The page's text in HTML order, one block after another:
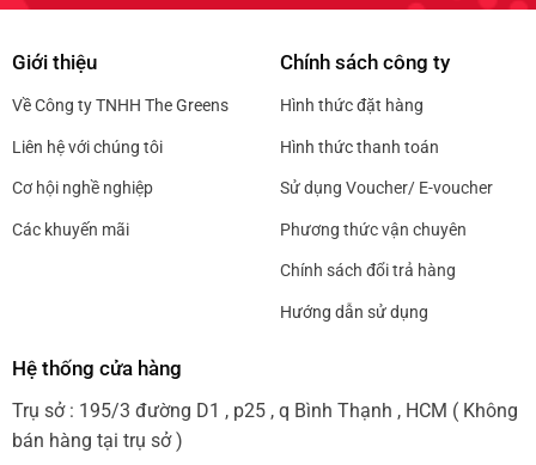
Giới thiệu
Về Công ty TNHH The Greens
Liên hệ với chúng tôi
Cơ hội nghề nghiệp
Các khuyến mãi
Chính sách công ty
Hình thức đặt hàng
Hình thức thanh toán
Sử dụng Voucher/ E-voucher
Phương thức vận chuyên
Chính sách đổi trả hàng
Hướng dẫn sử dụng
Hệ thống cửa hàng
Trụ sở : 195/3 đường D1 , p25 , q Bình Thạnh , HCM ( Không
bán hàng tại trụ sở )